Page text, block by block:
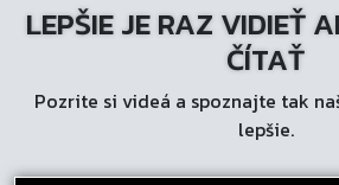
LEPŠIE JE RAZ VIDIEŤ
ČÍTAŤ
Pozrite si videá a spoznajte tak
lepšie.